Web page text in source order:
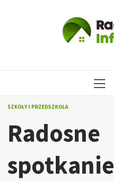
MENU
SZKOŁY I PRZEDSZKOLA
Radosne
spotkanie